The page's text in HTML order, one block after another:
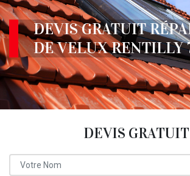
DEVIS GRATUIT
DE VELUX RENTILLY
DEVIS GRATUIT